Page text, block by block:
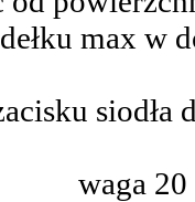
max w
waga